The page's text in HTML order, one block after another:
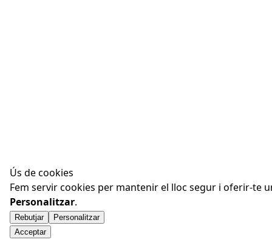
Ús de cookies
Fem servir cookies per mantenir el lloc segur i oferir-te
Personalitzar.
Rebutjar
Personalitzar
Acceptar